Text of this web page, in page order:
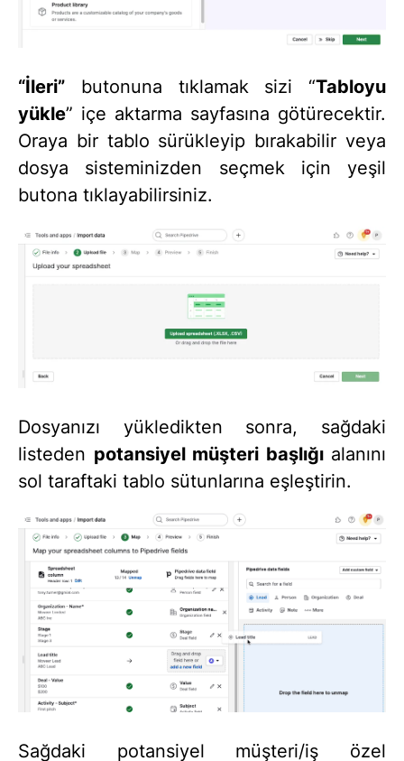
“İleri” butonuna tıklamak sizi “Tabloyu
yükle” içe aktarma sayfasına götürecektir.
Oraya bir tablo sürükleyip bırakabilir veya
dosya sisteminizden seçmek için yeşil
butona tıklayabilirsiniz.
Dosyanızı yükledikten sonra, sağdaki
listeden potansiyel müşteri başlığıalanını
sol taraftaki tablo sütunlarına eşleştirin.
Sağdaki potansiyel müşteri/iş özel